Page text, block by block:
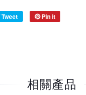
Tweet Pin it
相關產品